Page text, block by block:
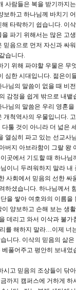
사람들은 복을 받기까지
하고 하나님께 바치기
타락하기 쉽습니다. 이
파기 위해서는 많은 고
음으로 먼저 자신과 싸
습니다.
위해 파야할 우물은
심한 시대입니다. 젊은
님의 말씀이 없을 때 비
감정을 쉽게 밖으로 내
님의 말씀은 우리 영혼
척역사의 우물입니다.
툴 것이 아니라 더 넓은
열심히 파고 있는 선교사
버지 아브라함이 그랄
곳에서 기도할 때 하나
이니 두려워하지 말라
사회에서 믿음의 선한
하셨습니다. 하나님께서
을 쌓아 여호와의 이름
양보하고 손해 보는 생
데리고 와서 이삭과 불
를 해하지 말라…이제 너
니다. 이삭의 믿음의 삶
풀어주고 평안히 보내
고 믿음의 조상들이 닦
까지 캠퍼스에 거하게